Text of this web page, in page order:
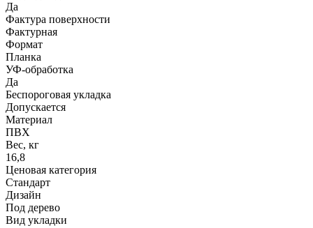
Да
Фактура поверхности
Фактурная
Формат
Планка
УФ-обработка
Да
Беспороговая укладка
Допускается
Материал
ПВХ
Вес, кг
16,8
Ценовая категория
Стандарт
Дизайн
Под дерево
Вид укладки